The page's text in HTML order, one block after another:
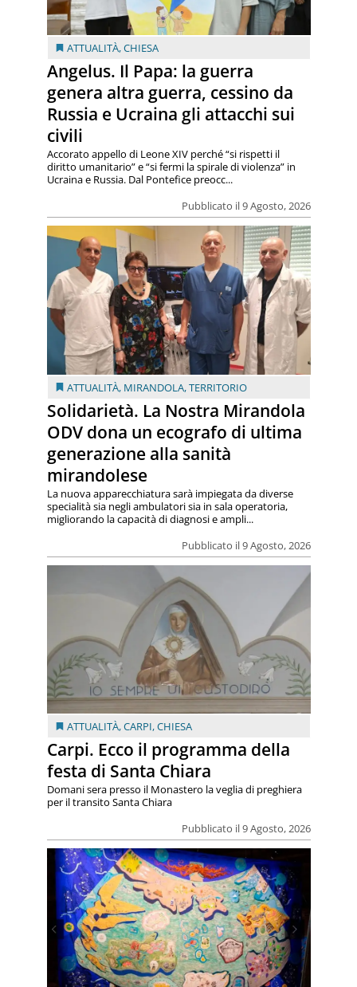
ATTUALITÀ,CHIESA
Angelus. Il Papa: la guerra
genera altra guerra, cessino da
Russia e Ucraina gli attacchi sui
civili
Pubblicato il 9 Agosto, 2026
Accorato appello di Leone XIV perché “si rispetti il
diritto umanitario” e “si fermi la spirale di violenza” in
Ucraina e Russia. Dal Pontefice preocc...
ATTUALITÀ, MIRANDOLA,TERRITORIO
Solidarietà. La Nostra Mirandola
ODV dona un ecografo di ultima
generazione alla sanità
mirandolese
Pubblicato il 9 Agosto, 2026
La nuova apparecchiatura sarà impiegata da diverse
specialità sia negli ambulatori sia in sala operatoria,
migliorando la capacità di diagnosi e ampli...
ATTUALITÀ,CARPI,CHIESA
Carpi. Ecco il programma della
festa di Santa Chiara
Pubblicato il 9 Agosto, 2026
Domani sera presso il Monastero la veglia di preghiera
per il transito Santa Chiara